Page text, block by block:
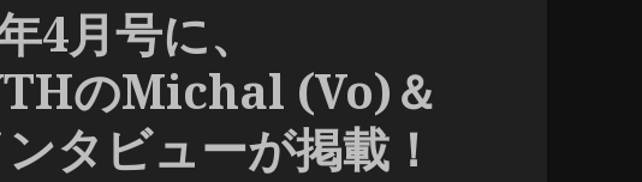
4月号に、
のMichal (Vo)＆
タビューが掲載！